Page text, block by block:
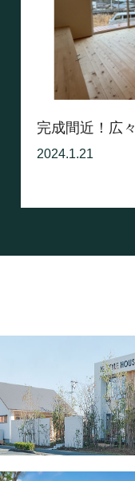
完成間近！広
な...
2024.1.21